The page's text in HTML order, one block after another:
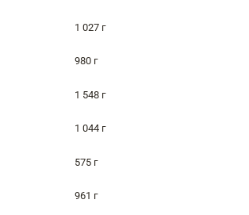
1 027 г
980 г
1 548 г
1 044 г
575 г
961 г